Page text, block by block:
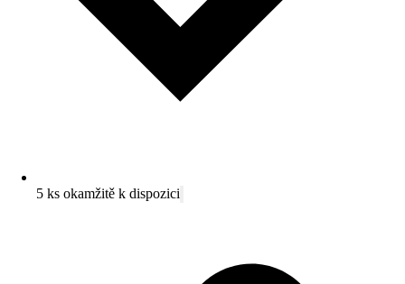
5 ks okamžitě k dispozici